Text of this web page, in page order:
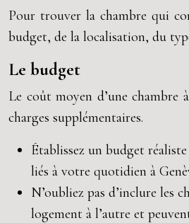
Pour trouver la chambre qui
budget, de la localisation, du
Le budget
Le coût moyen d’une
charges supplémentaires.
Établissez un budget
liés à votre quotidien à
N’oubliez pas d’inclure les
logement à l’autre et